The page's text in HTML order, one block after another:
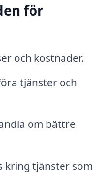
för
och kostnader.
tjänster och
om bättre
kring tjänster som